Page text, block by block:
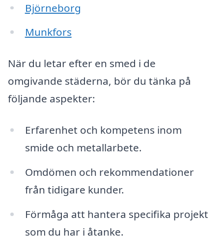
Björneborg
Munkfors
När du letar efter en smed i de
omgivande städerna, bör du tänka på
följande aspekter:
Erfarenhet och kompetens inom
smide och metallarbete.
Omdömen och rekommendationer
från tidigare kunder.
Förmåga att hantera specifika projekt
som du har i åtanke.